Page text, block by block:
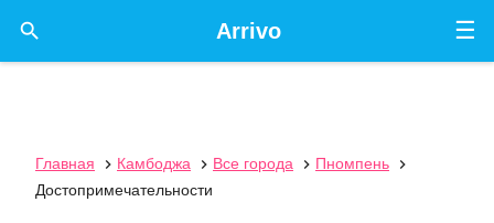
☰
Arrivo

Главная  Камбоджа  Все города  Пномпень

Достопримечательности